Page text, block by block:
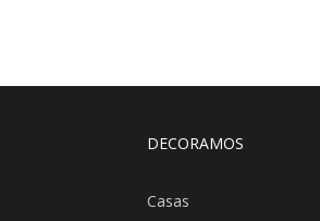
DECORAMOS
Casas